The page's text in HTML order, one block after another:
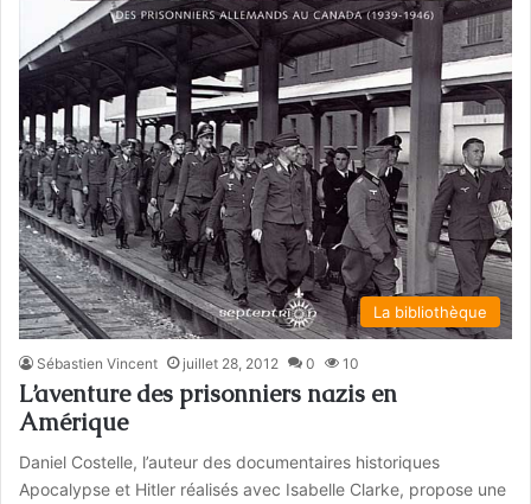
La bibliothèque
Sébastien Vincent juillet 28, 2012 0 10
L’aventure des prisonniers nazis en
Amérique
Daniel Costelle, l’auteur des documentaires historiques
Apocalypse et Hitler réalisés avec Isabelle Clarke, propose une